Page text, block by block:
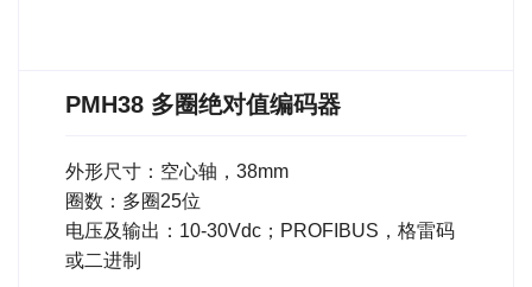
PMH38 多圈绝对值编码器
外形尺寸：空心轴，38mm
圈数：多圈25位
电压及输出：10-30Vdc；PROFIBUS，格雷码
或二进制